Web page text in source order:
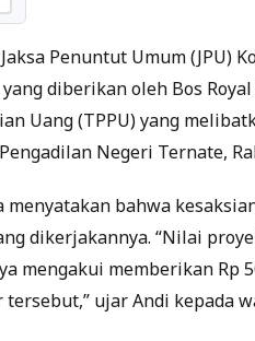
Jaksa Penuntut Umum (JPU)
diberikan oleh Bos
Uang (TPPU) yang
Negeri Ternate,
menyatakan bahwa
dikerjakannya. “Nilai
mengakui memberikan Rp
ujar Andi kepada